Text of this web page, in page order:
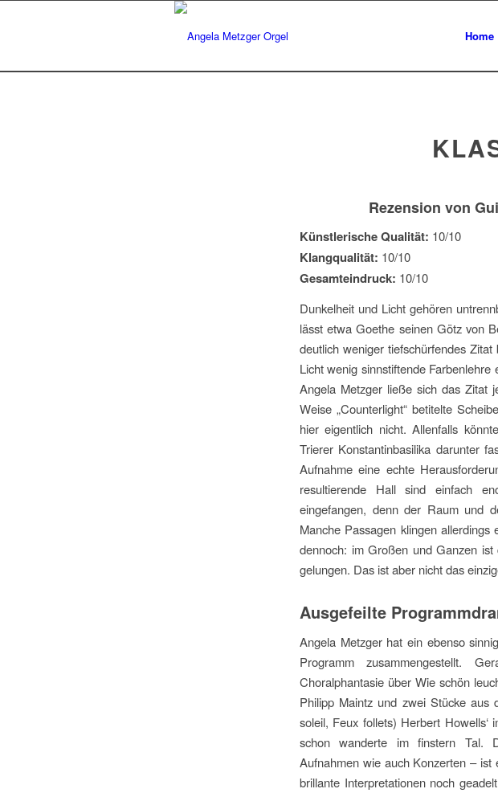
Home
Rezension von
Künstlerische Qualität: 10/10
Klangqualität: 10/10
Gesamteindruck: 10/10
Dunkelheit und Licht gehören
lässt etwa Goethe seinen Götz von
deutlich weniger tiefschürfendes
Licht wenig sinnstiftende
Angela Metzger ließe sich das Zitat
Weise „Counterlight“ betitelte
hier eigentlich nicht. Allenfalls
Trierer Konstantinbasilika darunter
Aufnahme eine echte
resultierende Hall sind einfach
eingefangen, denn der Raum und
Manche Passagen klingen
dennoch: im Großen und Ganzen
gelungen. Das ist aber nicht das
Ausgefeilte
Angela Metzger hat ein ebenso
Programm zusammengestellt.
Choralphantasie über Wie schön
Philipp Maintz und zwei Stücke aus
soleil, Feux follets) Herbert
schon wanderte im finstern Tal.
Aufnahmen wie auch Konzerten –
brillante Interpretationen noch